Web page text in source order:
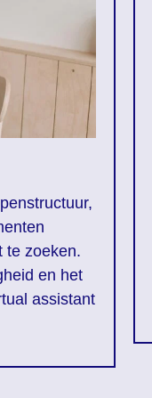
te zoeken.
en het
assistant